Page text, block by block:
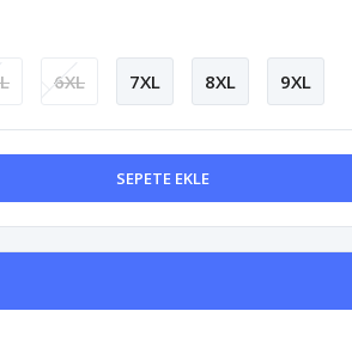
6XL 7XL 8XL 9XL
SEPETE EKLE